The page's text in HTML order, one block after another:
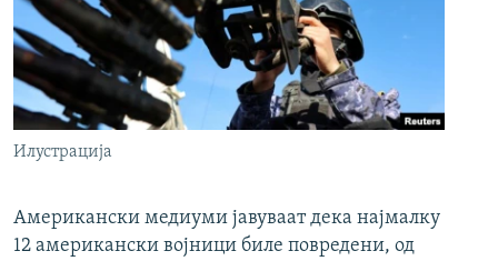
Илустрација
Американски медиуми јавуваат дека најмалку
12 американски војници биле повредени, од